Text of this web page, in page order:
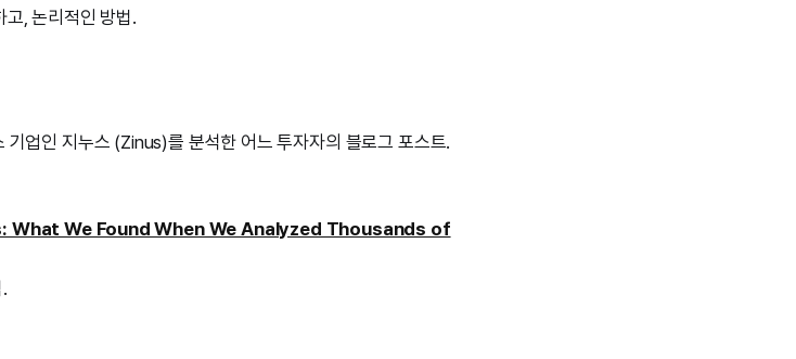
고, 논리적인 방법.
업인 지누스 (Zinus)를 분석한 어느 투자자의 블로그 포스트.
We Found When We Analyzed Thousands of